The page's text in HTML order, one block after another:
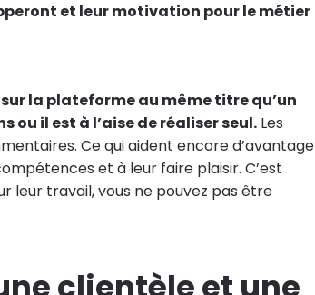
et leur motivation pour le métier
la plateforme au même titre qu’un
il est à l’aise de réaliser seul. Les
Ce qui aident encore d’avantage
et à leur faire plaisir. C’est
leur travail, vous ne pouvez pas être